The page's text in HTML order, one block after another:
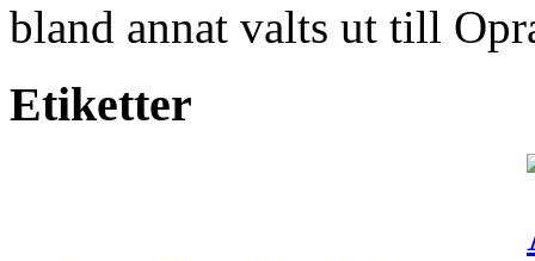
bland annat valts ut till
Etiketter